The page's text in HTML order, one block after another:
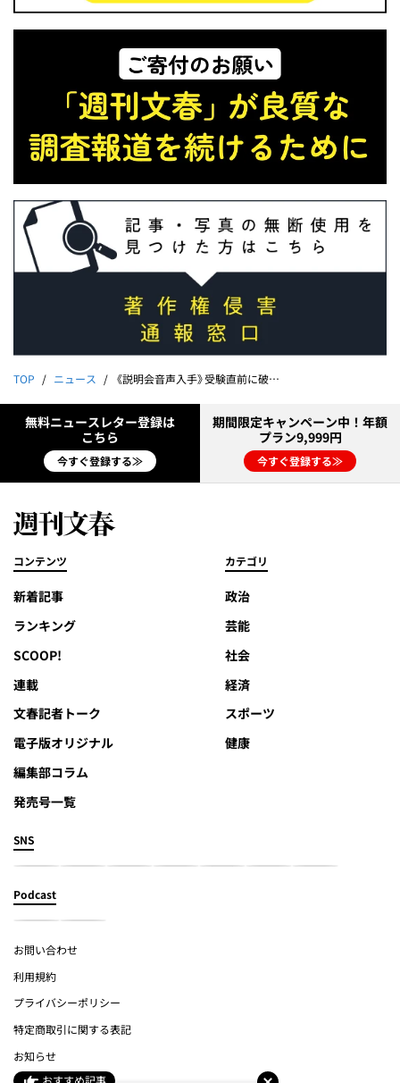
TOP ニュース 《説明会音声入手》受験直前に破産「ニチガク」代表が語っていた窮状「生徒がほとんど入ってこなくなった」「日々の支払いにも困っている」
無料ニュースレター登録は
こちら
今すぐ登録する≫
期間限定キャンペーン中！年額
プラン9,999円
今すぐ登録する≫
コンテンツ
新着記事
ランキング
SCOOP!
連載
文春記者トーク
電子版オリジナル
編集部コラム
発売号一覧
カテゴリ
政治
芸能
社会
経済
スポーツ
健康
SNS
Podcast
お問い合わせ
利用規約
プライバシーポリシー
特定商取引に関する表記
お知らせ